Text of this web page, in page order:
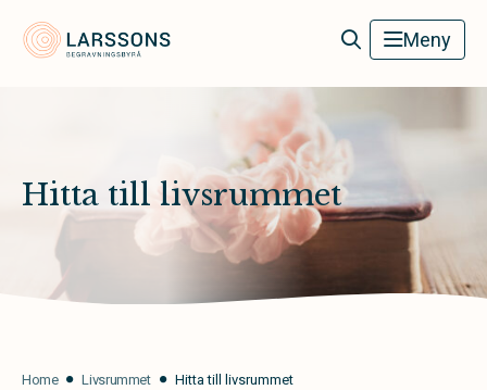
Larssons Begravningsbyrå Meny
Hitta till livsrummet
Home Livsrummet Hitta till livsrummet